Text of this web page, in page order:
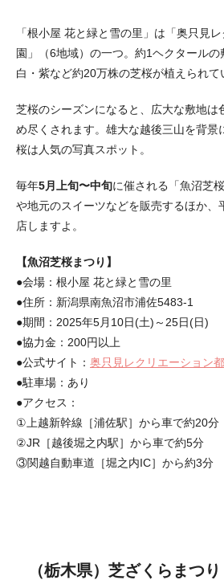
「根小屋 花と緑と雪の里」は「奥只見
園」（6地域）の一つ。約1ヘクタールの
白・紫など約20万株の芝桜が植えられて
芝桜のシーズンになると、広大な敷地は
め尽くされます。雄大な越後三山を背景
桜は人気の写真スポット。
毎年5月上旬〜中旬に催される「魚沼芝
や地元のスイーツなどを販売するほか、
店しますよ。
【魚沼芝桜まつり】
●会場：根小屋 花と緑と雪の里
●住所：新潟県南魚沼市浦佐5483-1
●期間：2025年5月10日(土)～25日(日)
●協力金：200円以上
●公式サイト： 奥只見レクリエーション
●駐車場：あり
●アクセス：
①上越新幹線［浦佐駅］から車で約20分
②JR［越後堀之内駅］から車で約5分
③関越自動車道［堀之内IC］から約3分
（栃木県）芝ざくらまつり